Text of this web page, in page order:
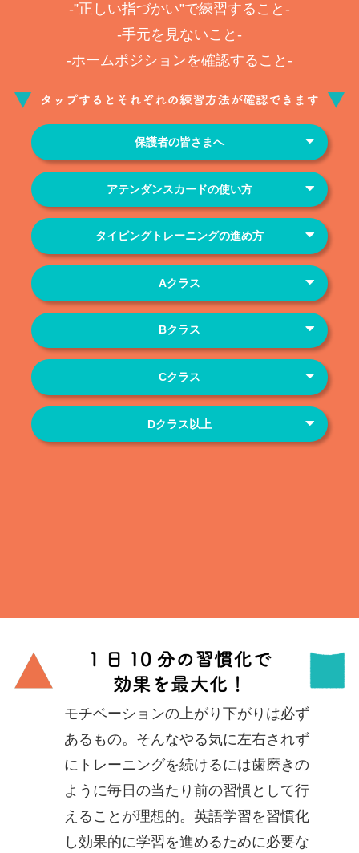
-”正しい指づかい”で練習すること-
-手元を見ないこと-
-ホームポジションを確認すること-
保護者の皆さまへ
アテンダンスカードの使い方
タイピングトレーニングの進め方
Aクラス
Bクラス
Cクラス
Dクラス以上
モチベーションの上がり下がりは必ず
あるもの。そんなやる気に左右されず
にトレーニングを続けるには歯磨きの
ように毎日の当たり前の習慣として行
えることが理想的。英語学習を習慣化
し効果的に学習を進めるために必要な